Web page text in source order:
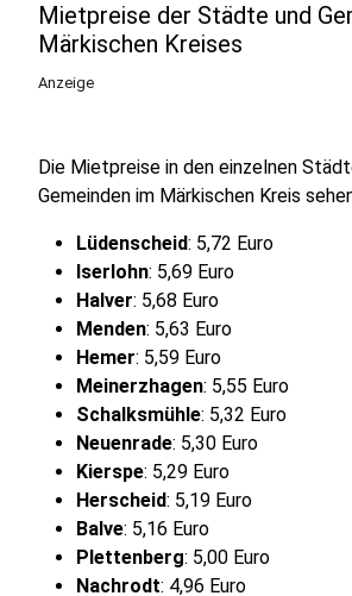
Mietpreise der Städte und
Märkischen Kreises
Anzeige
Die Mietpreise in den einzelnen
Gemeinden im Märkischen Kreis
Lüdenscheid: 5,72 Euro
Iserlohn: 5,69 Euro
Halver: 5,68 Euro
Menden: 5,63 Euro
Hemer: 5,59 Euro
Meinerzhagen: 5,55 Euro
Schalksmühle: 5,32 Euro
Neuenrade: 5,30 Euro
Kierspe: 5,29 Euro
Herscheid: 5,19 Euro
Balve: 5,16 Euro
Plettenberg: 5,00 Euro
Nachrodt: 4,96 Euro